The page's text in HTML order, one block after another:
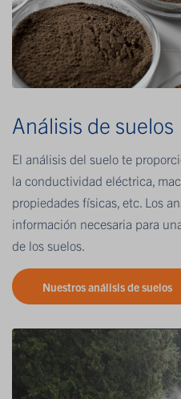
Análisis de suelos
El análisis del suelo te
la conductividad eléctrica,
propiedades físicas, etc. Los
información necesaria para
de los suelos.
Nuestros análisis de suelos